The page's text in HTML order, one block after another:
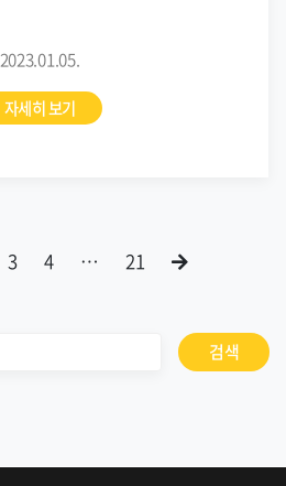
2023.01.05.
자세히 보기
3 4 … 21
검색